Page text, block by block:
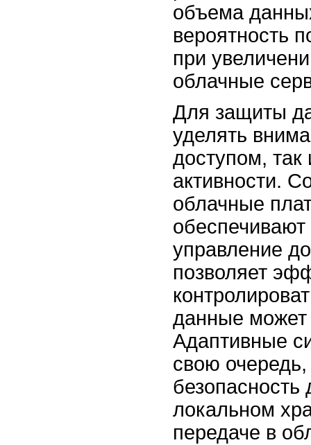
объема
вероятность
при
облачные
Для защиты
уделять
доступом, так
активности.
облачные
управление
позволяет
данные может
Адаптивные
свою очередь,
безопасность
локальном
передаче в